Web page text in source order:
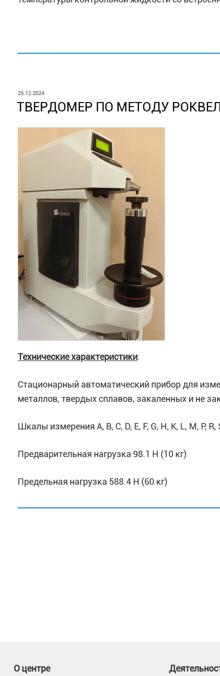
ОПУБЛИКОВАНО
25.12.2024
ТВЕРДОМЕР ПО МЕТОДУ
Технические характеристики:
Cтационарный автоматический прибор для
металлов, твердых сплавов, закаленных и не
Шкалы измерения A, B, C, D, E, F, G, H, K, L, M, P,
Предварительная нагрузка 98.1 Н (10 кг)
Предельная нагрузка 588.4 Н (60 кг)
980.7 Н (100 кг)
О центре